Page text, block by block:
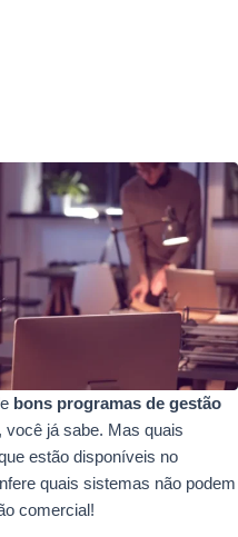
bons programas de gestão
, você já sabe. Mas quais
estão disponíveis no
quais sistemas não podem
comercial!